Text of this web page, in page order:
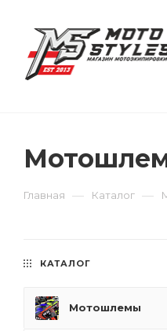
Мотошлем
Главная — Каталог —
КАТАЛОГ
Мотошлемы